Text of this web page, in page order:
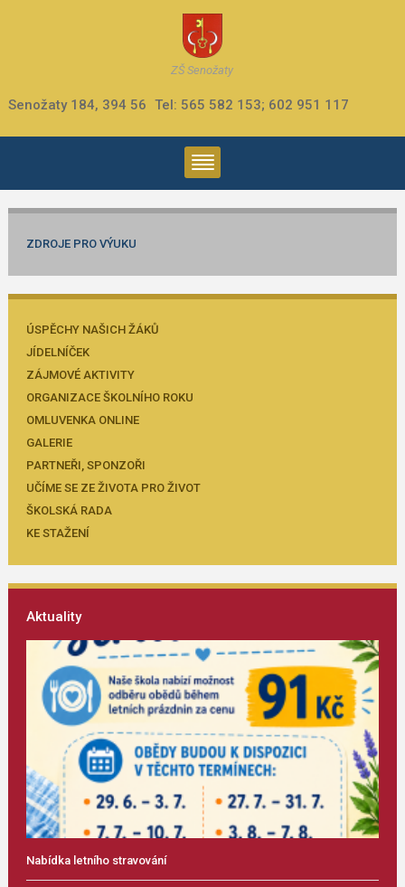
ZŠ Senožaty
Senožaty 184, 394 56 Tel: 565 582 153; 602 951 117
ZDROJE PRO VÝUKU
ÚSPĚCHY NAŠICH ŽÁKŮ
JÍDELNÍČEK
ZÁJMOVÉ AKTIVITY
ORGANIZACE ŠKOLNÍHO ROKU
OMLUVENKA ONLINE
GALERIE
PARTNEŘI, SPONZOŘI
UČÍME SE ZE ŽIVOTA PRO ŽIVOT
ŠKOLSKÁ RADA
KE STAŽENÍ
Aktuality
Nabídka letního stravování